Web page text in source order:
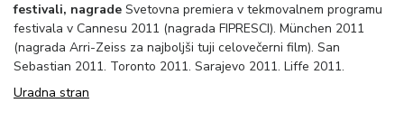
festivali, nagrade Svetovna premiera v tekmovalnem programu
festivala v Cannesu 2011 (nagrada FIPRESCI). München 2011
(nagrada Arri-Zeiss za najboljši tuji celovečerni film). San
Sebastian 2011. Toronto 2011. Sarajevo 2011. Liffe 2011.
Uradna stran